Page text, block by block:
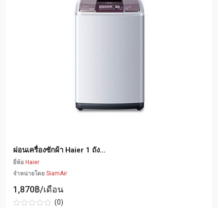
ผ่อนเครื่องซักผ้า Haier 1 ถัง...
ยี่ห้อ Haier
จำหน่ายโดย SiamAir
1,870฿/เดือน
(0)